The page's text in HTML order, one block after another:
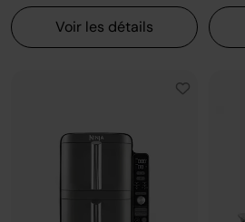
Voir les détails